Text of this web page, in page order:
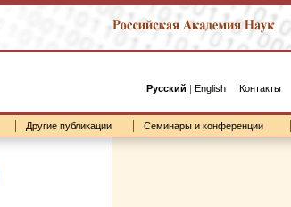
Русский | English Контакты
Другие публикации Семинары и конференции